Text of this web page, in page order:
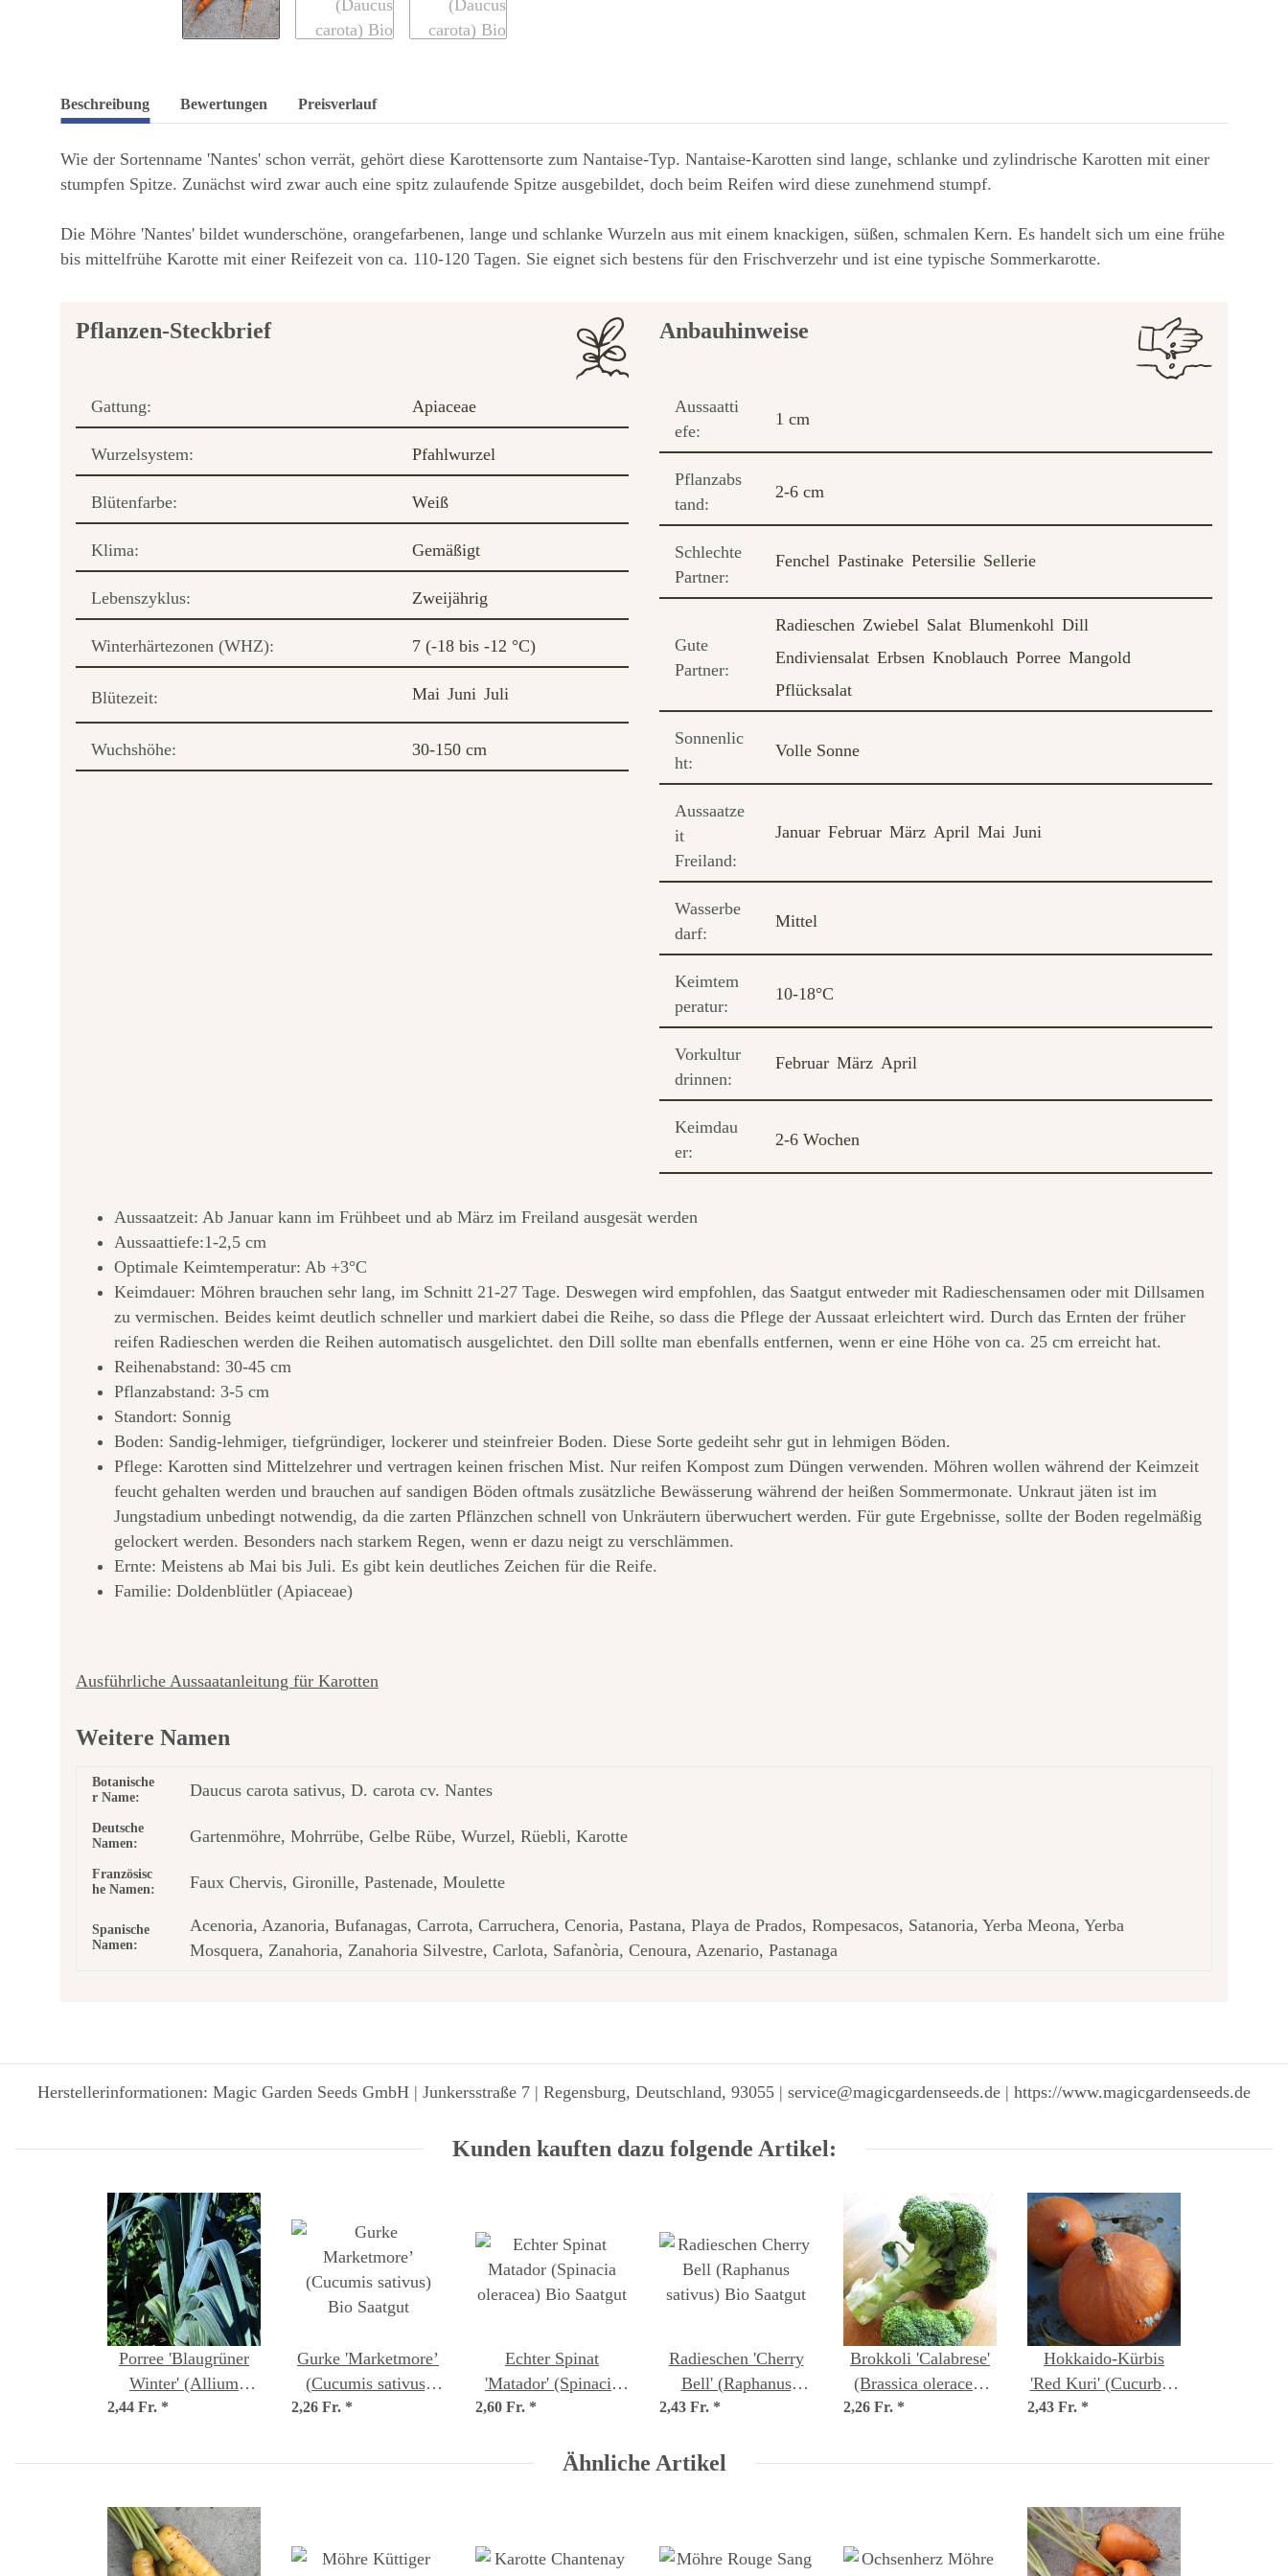
Beschreibung Bewertungen Preisverlauf
Wie der Sortenname 'Nantes' schon verrät, gehört diese Karottensorte zum Nantaise-Typ. Nantaise-Karotten sind lange, schlanke und zylindrische Karotten mit einer
stumpfen Spitze. Zunächst wird zwar auch eine spitz zulaufende Spitze ausgebildet, doch beim Reifen wird diese zunehmend stumpf.
Die Möhre 'Nantes' bildet wunderschöne, orangefarbenen, lange und schlanke Wurzeln aus mit einem knackigen, süßen, schmalen Kern. Es handelt sich um eine frühe
bis mittelfrühe Karotte mit einer Reifezeit von ca. 110-120 Tagen. Sie eignet sich bestens für den Frischverzehr und ist eine typische Sommerkarotte.
Pflanzen-Steckbrief
Gattung: Apiaceae
Wurzelsystem: Pfahlwurzel
Blütenfarbe: Weiß
Klima: Gemäßigt
Lebenszyklus: Zweijährig
Winterhärtezonen (WHZ): 7 (-18 bis -12 °C)
Blütezeit: Mai Juni Juli
Wuchshöhe: 30-150 cm
Anbauhinweise
Aussaatti
efe:
1 cm
Pflanzabs
tand:
2-6 cm
Schlechte
Partner:
Fenchel Pastinake Petersilie Sellerie
Gute
Partner:
Radieschen Zwiebel Salat Blumenkohl Dill
Endiviensalat Erbsen Knoblauch Porree Mangold
Pflücksalat
Sonnenlic
ht:
Volle Sonne
Aussaatze
it
Freiland:
Januar Februar März April Mai Juni
Wasserbe
darf:
Mittel
Keimtem
peratur:
10-18°C
Vorkultur
drinnen:
Februar März April
Keimdau
er:
2-6 Wochen
Aussaatzeit: Ab Januar kann im Frühbeet und ab März im Freiland ausgesät werden
Aussaattiefe:1-2,5 cm
Optimale Keimtemperatur: Ab +3°C
Keimdauer: Möhren brauchen sehr lang, im Schnitt 21-27 Tage. Deswegen wird empfohlen, das Saatgut entweder mit Radieschensamen oder mit Dillsamen
zu vermischen. Beides keimt deutlich schneller und markiert dabei die Reihe, so dass die Pflege der Aussaat erleichtert wird. Durch das Ernten der früher
reifen Radieschen werden die Reihen automatisch ausgelichtet. den Dill sollte man ebenfalls entfernen, wenn er eine Höhe von ca. 25 cm erreicht hat.
Reihenabstand: 30-45 cm
Pflanzabstand: 3-5 cm
Standort: Sonnig
Boden: Sandig-lehmiger, tiefgründiger, lockerer und steinfreier Boden. Diese Sorte gedeiht sehr gut in lehmigen Böden.
Pflege: Karotten sind Mittelzehrer und vertragen keinen frischen Mist. Nur reifen Kompost zum Düngen verwenden. Möhren wollen während der Keimzeit
feucht gehalten werden und brauchen auf sandigen Böden oftmals zusätzliche Bewässerung während der heißen Sommermonate. Unkraut jäten ist im
Jungstadium unbedingt notwendig, da die zarten Pflänzchen schnell von Unkräutern überwuchert werden. Für gute Ergebnisse, sollte der Boden regelmäßig
gelockert werden. Besonders nach starkem Regen, wenn er dazu neigt zu verschlämmen.
Ernte: Meistens ab Mai bis Juli. Es gibt kein deutliches Zeichen für die Reife.
Familie: Doldenblütler (Apiaceae)
Ausführliche Aussaatanleitung für Karotten
Weitere Namen
Botanische
r Name:
Daucus carota sativus, D. carota cv. Nantes
Deutsche
Namen:
Gartenmöhre, Mohrrübe, Gelbe Rübe, Wurzel, Rüebli, Karotte
Französisc
he Namen:
Faux Chervis, Gironille, Pastenade, Moulette
Spanische
Namen:
Acenoria, Azanoria, Bufanagas, Carrota, Carruchera, Cenoria, Pastana, Playa de Prados, Rompesacos, Satanoria, Yerba Meona, Yerba
Mosquera, Zanahoria, Zanahoria Silvestre, Carlota, Safanòria, Cenoura, Azenario, Pastanaga
Herstellerinformationen: Magic Garden Seeds GmbH | Junkersstraße 7 | Regensburg, Deutschland, 93055 | service@magicgardenseeds.de | https://www.magicgardenseeds.de
Kunden kauften dazu folgende Artikel:
Porree 'Blaugrüner
Winter' (Allium
porrum) Bio Saatgut
2,44 Fr. *
Gurke 'Marketmore’
(Cucumis sativus)
Bio Saatgut
2,26 Fr. *
Echter Spinat
'Matador' (Spinacia
oleracea) Bio Saatgut
2,60 Fr. *
Radieschen 'Cherry
Bell' (Raphanus
sativus) Bio Saatgut
2,43 Fr. *
Brokkoli 'Calabrese'
(Brassica oleracea)
Bio Saatgut
2,26 Fr. *
Hokkaido-Kürbis
'Red Kuri' (Cucurbita
maxima) Bio Saatgut
2,43 Fr. *
Ähnliche Artikel